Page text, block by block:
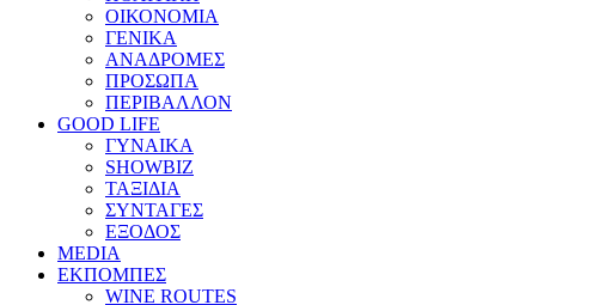
ΟΙΚΟΝΟΜΙΑ
ΓΕΝΙΚΑ
ΑΝΑΔΡΟΜΕΣ
ΠΡΟΣΩΠΑ
ΠΕΡΙΒΑΛΛΟΝ
GOOD LIFE
ΓΥΝΑΙΚΑ
SHOWBIZ
ΤΑΞΙΔΙΑ
ΣΥΝΤΑΓΕΣ
ΕΞΟΔΟΣ
MEDIA
ΕΚΠΟΜΠΕΣ
WINE ROUTES